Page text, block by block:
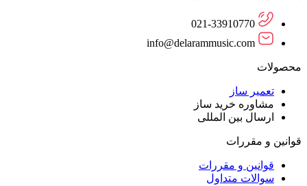
021-33910770
info@delarammusic.com
محصولات
تعمیر ساز
مشاوره خرید ساز
ارسال بین المللی
قوانین و مقررات
قوانین و مقررات
سوالات متداول